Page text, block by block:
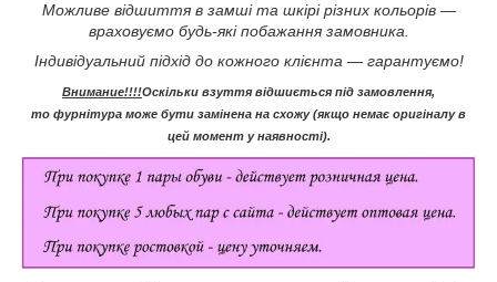
Можливе відшиття в замші та шкірі різних кольорів —
враховуємо будь-які побажання замовника.
Індивідуальний підхід до кожного клієнта — гарантуємо!
Внимание!!!!Оскільки взуття відшиється під замовлення,
то фурнітура може бути замінена на схожу (якщо немає оригіналу в
цей момент у наявності).